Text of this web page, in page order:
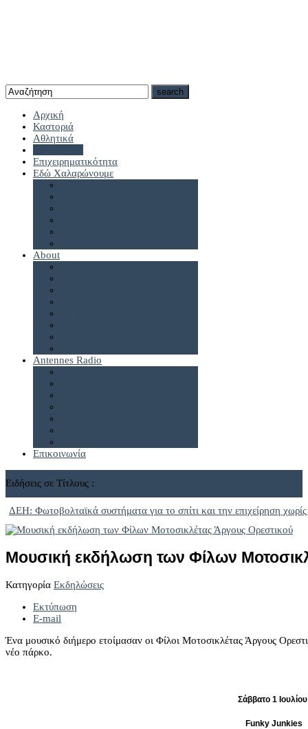
Αρχική
Καστοριά
Αθλητικά
Επιχειρηματικότητα
Εδώ Χαλαρώνουμε
About
Antennes Radio
Επικοινωνία
Ειδήσεις σε Τίτλους :
ΔΕΗ: Φωτοβολταϊκά συστήματα για το σπίτι και την επιχείρηση
Μουσική εκδήλωση των Φίλων
Κατηγορία Εκδηλώσεις
Εκτύπωση
E-mail
Ένα μουσικό διήμερο ετοίμασαν οι Φίλοι Μοτοσικλέτας Άργους
νέο πάρκο.
Σάββατο 1 Ιουλίου
Funky Junkies